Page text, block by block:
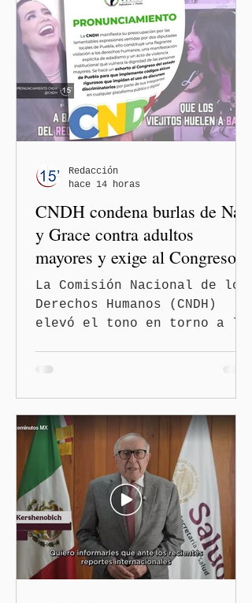
CNDH condena burlas de Nay
y Grace contra adultos
mayores y exige al Congreso
frenar discursos
discriminatorios
La Comisión Nacional de los
Derechos Humanos (CNDH)
elevó el tono en torno a la
Bojalil y Elvia Graciela
"Grace" Palomares Ramírez,
al considerar que los
comentarios que emitieron
en el podcast "DesCasadas"
contra las personas adultas
mayores no pueden
justificarse como una
simple opinión o una broma.
Redacción
hace 14 horas